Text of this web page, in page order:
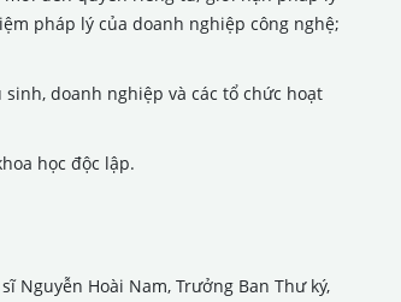
pháp lý của doanh nghiệp công nghệ;
doanh nghiệp và các tổ chức hoạt
học độc lập.
Nguyễn Hoài Nam, Trưởng Ban Thư ký,